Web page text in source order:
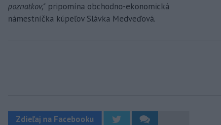
poznatkov," pripomína obchodno-ekonomická
námestníčka kúpeľov Slávka Medveďová.
Zdieľaj na Facebooku